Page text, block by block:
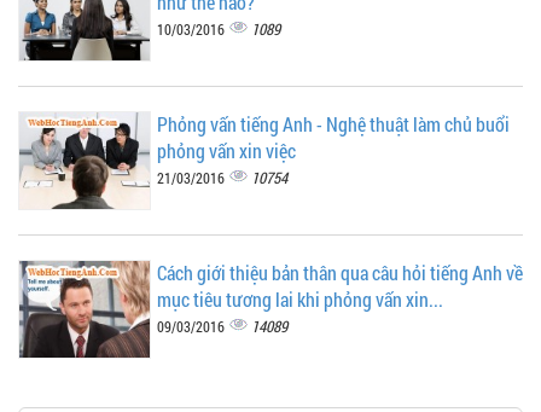
10/03/2016 1089
Phỏng vấn tiếng Anh - Nghệ thuật làm chủ buổi
phỏng vấn xin việc
21/03/2016 10754
Cách giới thiệu bản thân qua câu hỏi tiếng Anh về
mục tiêu tương lai khi phỏng vấn xin...
09/03/2016 14089